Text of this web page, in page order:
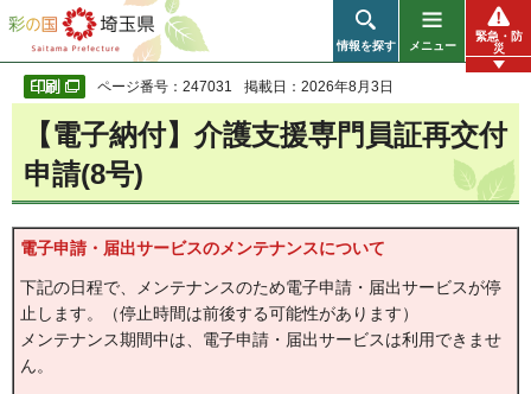
彩の国 埼玉県
情報を探す メニュー
緊急・防
災
ページ番号：247031 掲載日：2026年8月3日
【電子納付】介護支援専門員証再交付
申請(8号)
電子申請・届出サービスのメンテナンスについて
下記の日程で、メンテナンスのため電子申請・届出サービスが停
止します。（停止時間は前後する可能性があります）
メンテナンス期間中は、電子申請・届出サービスは利用できませ
ん。